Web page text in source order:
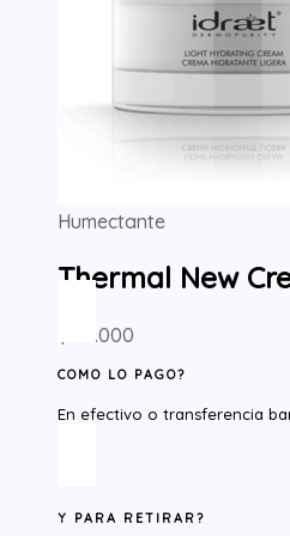
Humectante
Thermal New
22.000
COMO LO PAGO?
En efectivo o transferencia
Y PARA RETIRAR?​